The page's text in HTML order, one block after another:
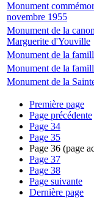
Monument
novembre 1955
Monument de la
Marguerite d'Youville
Monument de la
Monument de la
Monument de la
Première page
Page précédente
Page 34
Page 35
Page 36 (page
Page 37
Page 38
Page suivante
Dernière page